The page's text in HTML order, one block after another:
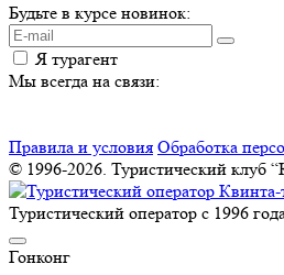
Будьте в курсе новинок:
Я турагент
Мы всегда на связи:
Правила и условия Обработка
© 1996-2026. Туристический клуб
Туристический оператор с 1996
Гонконг